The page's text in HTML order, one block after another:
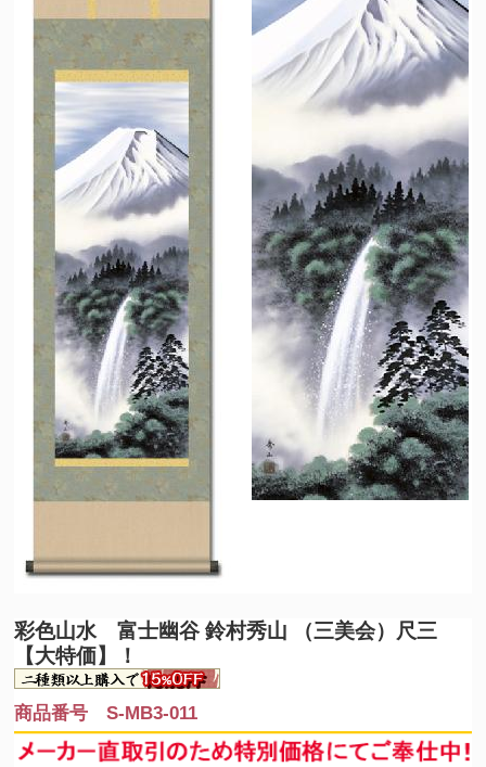
彩色山水 富士幽谷 鈴村秀山 （三美会）尺三
【大特価】！
商品番号 S-MB3-011